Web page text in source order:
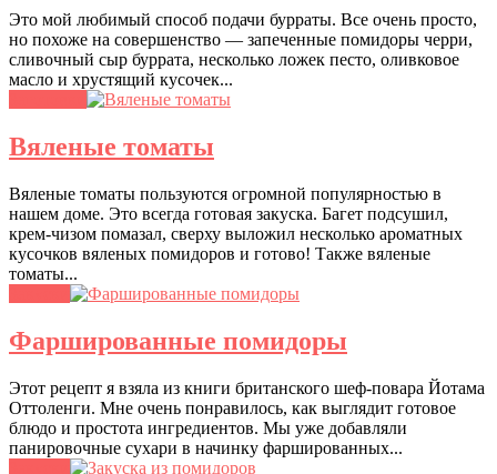
Это мой любимый способ подачи бурраты. Все очень просто,
но похоже на совершенство — запеченные помидоры черри,
сливочный сыр буррата, несколько ложек песто, оливковое
масло и хрустящий кусочек...
Вяленые томаты
Вяленые томаты пользуются огромной популярностью в
нашем доме. Это всегда готовая закуска. Багет подсушил,
крем-чизом помазал, сверху выложил несколько ароматных
кусочков вяленых помидоров и готово! Также вяленые
томаты...
Фаршированные помидоры
Этот рецепт я взяла из книги британского шеф-повара Йотама
Оттоленги. Мне очень понравилось, как выглядит готовое
блюдо и простота ингредиентов. Мы уже добавляли
панировочные сухари в начинку фаршированных...